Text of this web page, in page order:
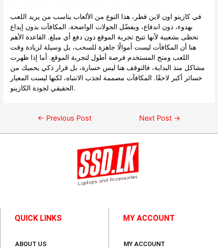
في كازينو اون لاين قطر، هذا النوع من الألعاب يناسب من يريد اللعب
بهدوء، دون اندفاع، ويفضّل الجولات الواضحة. المكافآت بدون إيداع
تحظى بشعبية لأنها تتيح تجربة الموقع دون دفع أي مبلغ. القاعدة الأهم
هنا أن المكافآت ليست أموالًا جاهزة للسحب، بل وسيلة لزيادة وقت
اللعب ومنح المستخدم فرصة أطول لتجربة الموقع. أما إذا ظهرت
مشاكل منذ البداية، فالتوقف هنا ليس خسارة، بل قرار ذكي يحميك من
خسائر أكبر لاحقًا. المكافآت مصممة لجذب الانتباه، لكنها ليست المعيار
الحقيقي لجودة الكازينو.
← Previous Post Next Post →
QUICK LINKS
ABOUT US
MY ACCOUNT
MY ACCOUNT